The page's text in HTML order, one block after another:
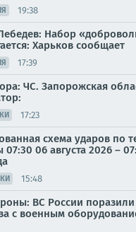
19:38
Набор
Харьков сообщает
17:39
ЧС. Запорожская
17:23
схема ударов по
06 августа 2026 –
15:48
ВС России поразили
с военным